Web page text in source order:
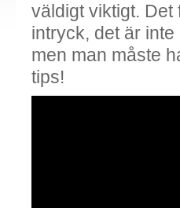
väldigt viktigt. Det
intryck, det är
men man måste
tips!